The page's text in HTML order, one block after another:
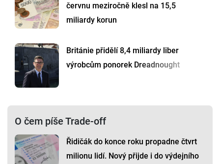
červnu meziročně klesl na 15,5
miliardy korun
Británie přidělí 8,4 miliardy liber
výrobcům ponorek Dreadnought
O čem píše Trade-off
Řidičák do konce roku propadne čtvrt
milionu lidí. Nový přijde i do výdejního